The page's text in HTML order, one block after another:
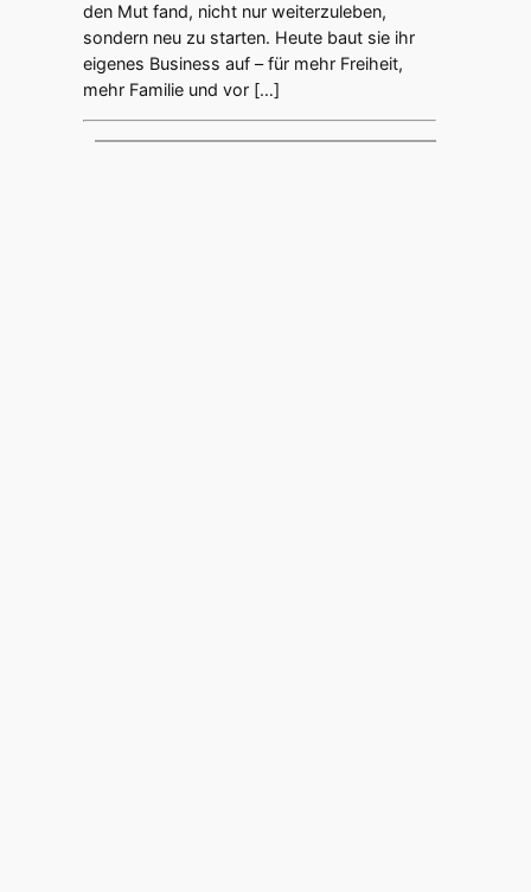
den Mut fand, nicht nur weiterzuleben,
sondern neu zu starten. Heute baut sie ihr
eigenes Business auf – für mehr Freiheit,
mehr Familie und vor […]